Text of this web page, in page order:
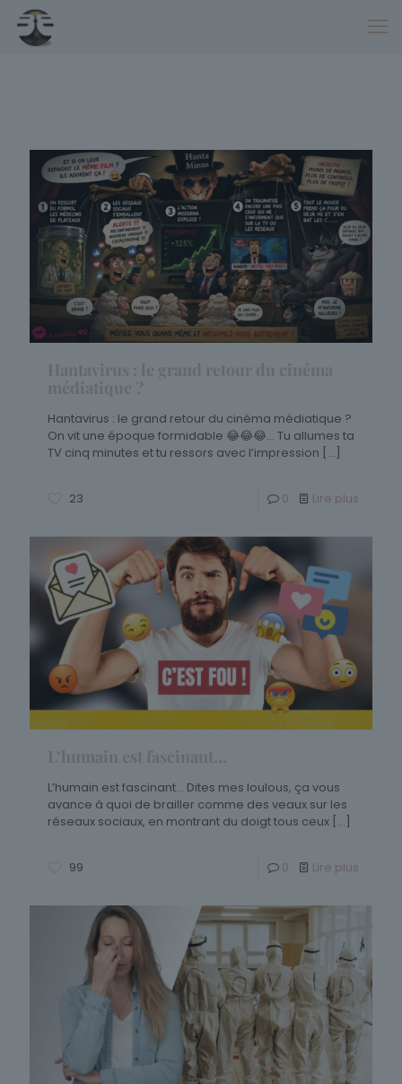
Hantavirus : le grand retour du cinéma
médiatique ?
Hantavirus : le grand retour du cinéma médiatique ?
On vit une époque formidable 😂😂😂… Tu allumes ta
TV cinq minutes et tu ressors avec l’impression […]
23 0 Lire plus
L’humain est fascinant…
L’humain est fascinant… Dites mes loulous, ça vous
avance à quoi de brailler comme des veaux sur les
réseaux sociaux, en montrant du doigt tous ceux […]
99 0 Lire plus